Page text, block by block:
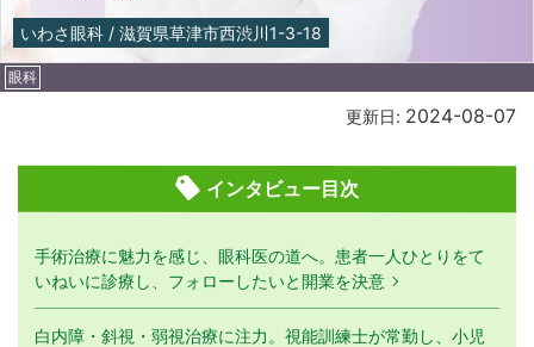
いわさ眼科 / 滋賀県草津市西渋川1-3-18
眼科
更新日: 2024-08-07
インタビュー目次
手術治療に魅力を感じ、眼科医の道へ。患者一人ひとりをて
いねいに診療し、フォローしたいと開業を決意
白内障・斜視・弱視治療に注力。視能訓練士が常勤し、小児